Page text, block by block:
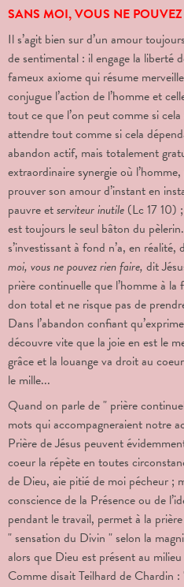
SANS MOI, VOUS NE
Il s’agit bien sur d’un amour
de sentimental : il engage la liberté
fameux axiome qui résume
conjugue l’action de l’homme et
tout ce que l’on peut comme si
attendre tout comme si cela
abandon actif, mais totalement
extraordinaire synergie où
prouver son amour d’instant en
pauvre etserviteur inutile (Lc 17 10)
est toujours le seul bâton du
s’investissant à fond n’a, en
moi, vous ne pouvez rien faire, dit
prière continuelle que l’homme à la
don total et ne risque pas de
Dans l’abandon confiant
découvre vite que la joie en est le
grâce et la louange va droit au
le mille...
Quand on parle de " prière
mots qui accompagneraient notre
Prière de Jésus peuvent
coeur la répète en toutes
de Dieu, aie pitié de moi pécheur ;
conscience de la Présence ou de
pendant le travail, permet à la
" sensation du Divin " selon la
alors que Dieu est présent au
Comme disait Teilhard de Chardin